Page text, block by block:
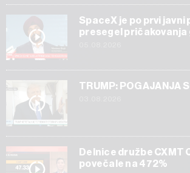
SpaceX je po prvi
presegel pričakovanja
TRUMP: POGAJANJA
Delnice družbe CXMT
povečale na 472%